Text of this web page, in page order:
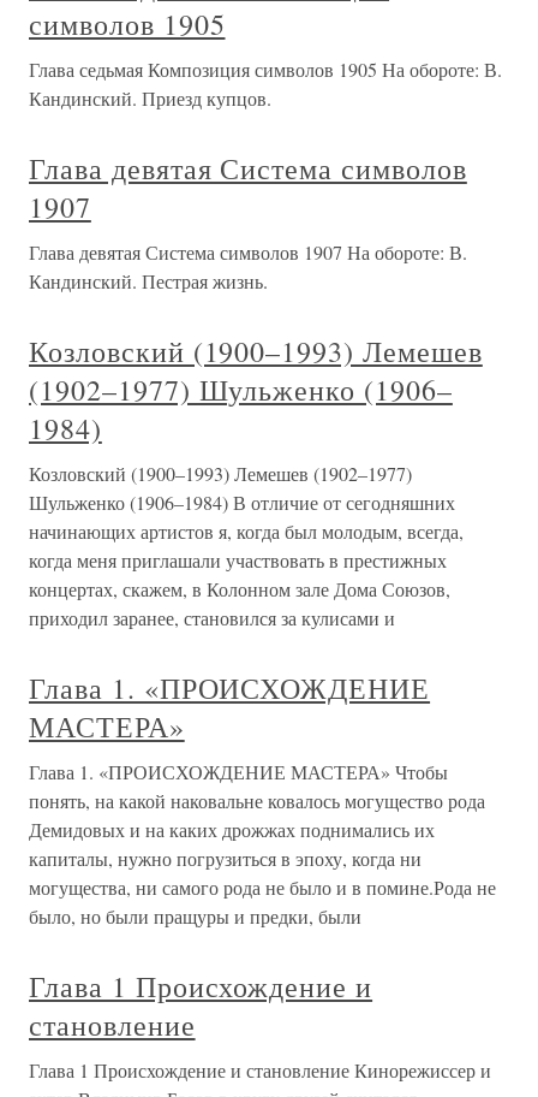
символов 1905
Глава седьмая Композиция символов 1905 На обороте: В.
Кандинский. Приезд купцов.
Глава девятая Система символов
1907
Глава девятая Система символов 1907 На обороте: В.
Кандинский. Пестрая жизнь.
Козловский (1900–1993) Лемешев
(1902–1977) Шульженко (1906–
1984)
Козловский (1900–1993) Лемешев (1902–1977)
Шульженко (1906–1984) В отличие от сегодняшних
начинающих артистов я, когда был молодым, всегда,
когда меня приглашали участвовать в престижных
концертах, скажем, в Колонном зале Дома Союзов,
приходил заранее, становился за кулисами и
Глава 1. «ПРОИСХОЖДЕНИЕ
МАСТЕРА»
Глава 1. «ПРОИСХОЖДЕНИЕ МАСТЕРА» Чтобы
понять, на какой наковальне ковалось могущество рода
Демидовых и на каких дрожжах поднимались их
капиталы, нужно погрузиться в эпоху, когда ни
могущества, ни самого рода не было и в помине.Рода не
было, но были пращуры и предки, были
Глава 1 Происхождение и
становление
Глава 1 Происхождение и становление Кинорежиссер и